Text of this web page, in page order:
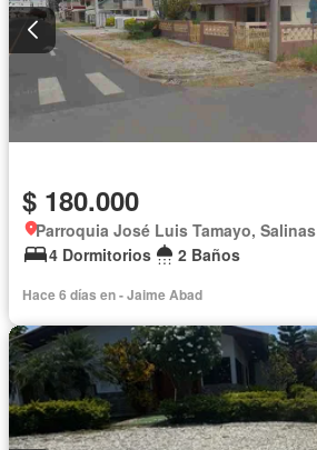
$ 180.000
Parroquia José Luis Tamayo, Salinas
4 Dormitorios
2 Baños
Hace 6 días en - Jaime Abad